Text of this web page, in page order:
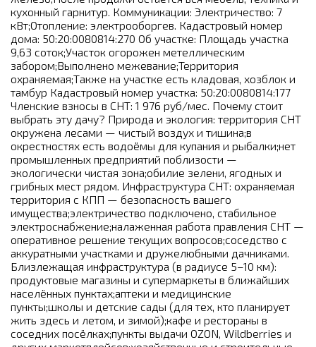
кухонный гарнитур. Коммуникации: Электричество: 7
кВт;Отопление: электрооборгев. Кадастровый номер
дома: 50:20:0080814:270 Об участке: Площадь участка
9,63 соток;Участок огорожен метеллическим
забором;Выполнено межевание;Территория
охраняемая;Также на участке есть кладовая, хозблок и
тамбур Кадастровый номер участка: 50:20:0080814:177
Членские взносы в СНТ: 1 976 руб/мес. Почему стоит
выбрать эту дачу? Природа и экология: территория СНТ
окружена лесами — чистый воздух и тишина;в
окрестностях есть водоёмы для купания и рыбалки;нет
промышленных предприятий поблизости —
экологически чистая зона;обилие зелени, ягодных и
грибных мест рядом. Инфраструктура СНТ: охраняемая
территория с КПП — безопасность вашего
имущества;электричество подключено, стабильное
электроснабжение;налаженная работа правления СНТ —
оперативное решение текущих вопросов;соседство с
аккуратными участками и дружелюбными дачниками.
Близлежащая инфраструктура (в радиусе 5–10 км):
продуктовые магазины и супермаркеты в ближайших
населённых пунктах;аптеки и медицинские
пункты;школы и детские сады (для тех, кто планирует
жить здесь и летом, и зимой);кафе и рестораны в
соседних посёлках;пункты выдачи OZON, Wildberries и